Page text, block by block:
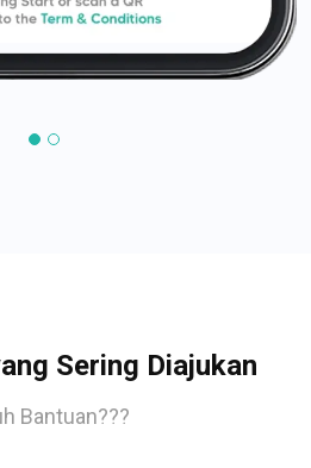
Sering Diajukan
Bantuan???